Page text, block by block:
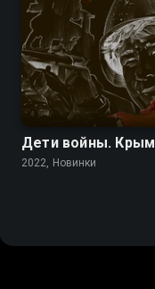
Дети войны. Крым
2022, Новинки